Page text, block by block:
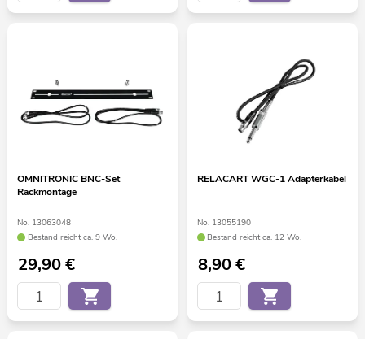
OMNITRONIC BNC-Set
Rackmontage
No. 13063048
Bestand reicht ca. 9 Wo.
29,90€
RELACART WGC-1 Adapterkabel
No. 13055190
Bestand reicht ca. 12 Wo.
8,90€